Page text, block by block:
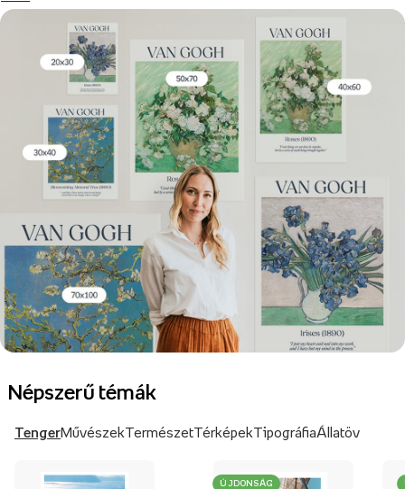
Népszerű témák
TengerMűvészekTermészetTérképekTipográfiaÁllatöv
ÚJDONSÁG